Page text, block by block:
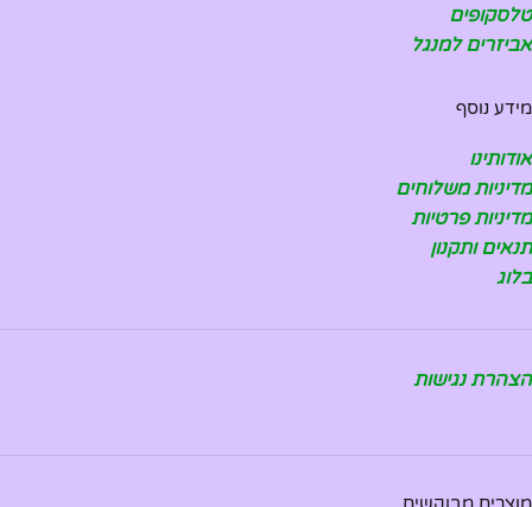
טלסקופים
אביזרים למנגל
מידע נוסף
אודותינו
מדיניות משלוחים
מדיניות פרטיות
תנאים ותקנון
בלוג
הצהרת נגישות